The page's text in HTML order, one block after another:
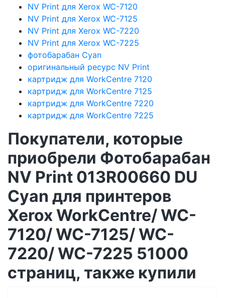
NV Print для Xerox WC-7120
NV Print для Xerox WC-7125
NV Print для Xerox WC-7220
NV Print для Xerox WC-7225
фотобарабан Cyan
оригинальный ресурс NV Print
картридж для WorkCentre 7120
картридж для WorkCentre 7125
картридж для WorkCentre 7220
картридж для WorkCentre 7225
Покупатели, которые
приобрели Фотобарабан
NV Print 013R00660 DU
Cyan для принтеров
Xerox WorkCentre/ WC-
7120/ WC-7125/ WC-
7220/ WC-7225 51000
страниц, также купили